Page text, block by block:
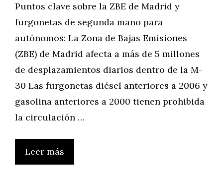
Puntos clave sobre la ZBE de Madrid y
furgonetas de segunda mano para
autónomos: La Zona de Bajas Emisiones
(ZBE) de Madrid afecta a más de 5 millones
de desplazamientos diarios dentro de la M-
30 Las furgonetas diésel anteriores a 2006 y
gasolina anteriores a 2000 tienen prohibida
la circulación …
Leer más